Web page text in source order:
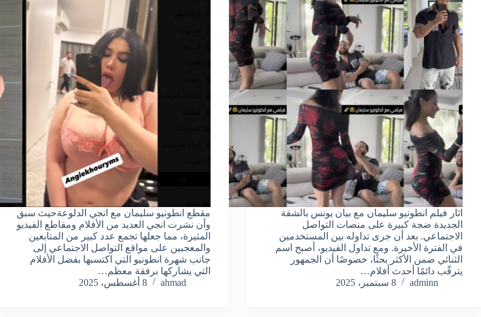
اثار فيلم انطونيو سليمان مع بيان يونس بالشقة
الجديدة ضجة كبيرة على منصات التواصل
الاجتماعي. بعد أن جرى تداوله بين المستخدمين
في الفترة الأخيرة. ومع تداول الفيديو، أصبح اسم
الثنائي ضمن الأكثر بحثًا، خصوصًا أن الجمهور
يترقّب دائمًا أحدث أفلام…
adminn
8 سبتمبر، 2025
مقطع انطونيو سليمان مع انجي الدلوعةحيث سبق
وأن نشرت انجي العديد من الأفلام ومقاطع الفيديو
المثيرة، مما جعلها تجمع عدد كبير من المتابعين
والمعجبين على مواقع التواصل الاجتماعي إلى
جانب شهرة انطونيو التي اكتسبها بفضل الأفلام
التي يشاركها برفقة معظم…
ahmad
8 أغسطس، 2025